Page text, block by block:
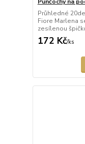
Punčochy na
Průhledné
Fiore Marlena
zesílenou
172 Kč/ks